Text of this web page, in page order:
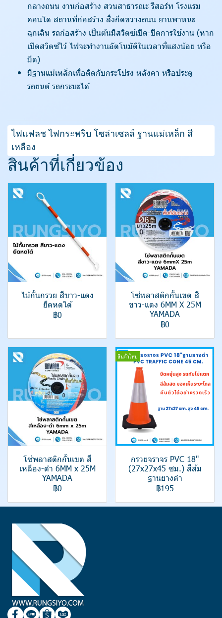
กลางถนน งานก่อสร้าง สวนสาธารณะ รีสอร์ท โรงเเรม
คอนโด สถานที่ก่อสร้าง สิ่งกีดขวางถนน ยานพาหนะ
ฉุกเฉิน รถก่อสร้าง เป็นต้นมีสวิตซ์เปิด-ปิดการใช้งาน (หาก
เปิดสวิตซ์ไว้ ไฟจะทำงานอัตโนมัติในเวลาที่แสงน้อย หรือ
มืด)
มีฐานแม่เหล็กเพื่อติดกับกระโปรง หลังคา หรือประตู
รถยนต์ รถกระบะได้
ไฟแฟลช ไฟกระพริบ โซล่าเซลล์ ฐานแม่เหล็ก สี
เหลือง
สินค้าที่เกี่ยวข้อง
ไม้กั้นกรวย สีขาว-แดง
ยืดหดได้
฿0
โซ่พลาสติกกั้นเขต สี
ขาว-แดง 6MM X 25M
YAMADA
฿0
โซ่พลาสติกกั้นเขต สี
เหลือง-ดำ 6MM x 25M
YAMADA
฿0
สินค้าใหม่
กรวยจราจร PVC 18"
(27x27x45 ซม.) สีส้ม
ฐานยางดำ
฿195